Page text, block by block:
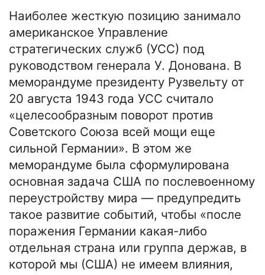
Наиболее жесткую позицию занимало
американское Управление
стратегических служб (УСС) под
руководством генерала У. Донована. В
меморандуме президенту Рузвельту от
20 августа 1943 года УСС считало
«целесообразным поворот против
Советского Союза всей мощи еще
сильной Германии». В этом же
меморандуме была сформулирована
основная задача США по послевоенному
переустройству мира — предупредить
такое развитие событий, чтобы «после
поражения Германии какая-либо
отдельная страна или группа держав, в
которой мы (США) не имеем влияния,